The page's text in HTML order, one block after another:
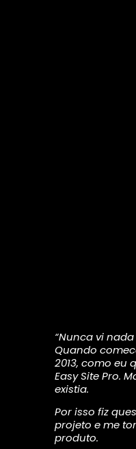
“Nunca vi
Quando
2013, como eu
Easy Site Pro.
existia.
Por isso fiz
projeto e me
produto.